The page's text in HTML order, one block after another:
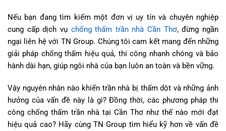
Nếu bạn đang tìm kiếm một đơn vị uy tín và chuyên nghiệp
cung cấp dịch vụ chống thấm trần nhà Cần Thơ, đừng ngần
ngại liên hệ với TN Group. Chúng tôi cam kết mang đến những
giải pháp chống thấm hiệu quả, thi công nhanh chóng và bảo
hành dài hạn, giúp ngôi nhà của bạn luôn an toàn và bền vững.
Vậy nguyên nhân nào khiến trần nhà bị thấm dột và những ảnh
hưởng của vấn đề này là gì? Đồng thời, các phương pháp thi
công chống thấm trần nhà tại Cần Thơ như thế nào mới đạt
hiệu quả cao? Hãy cùng TN Group tìm hiểu kỹ hơn về vấn đề